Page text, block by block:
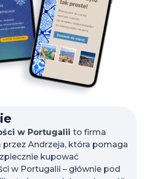
w Portugalii to firma
Andrzeja, która pomaga
kupować
w Portugalii – głównie pod